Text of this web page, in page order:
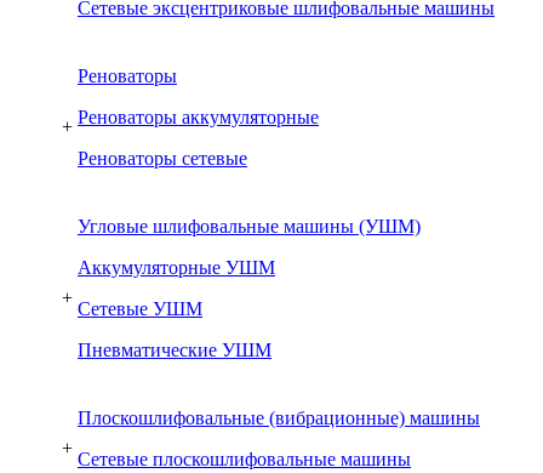
Сетевые эксцентриковые шлифовальные машины
+
Реноваторы
Реноваторы аккумуляторные
Реноваторы сетевые
+
Угловые шлифовальные машины (УШМ)
Аккумуляторные УШМ
Сетевые УШМ
Пневматические УШМ
+
Плоскошлифовальные (вибрационные) машины
Сетевые плоскошлифовальные машины